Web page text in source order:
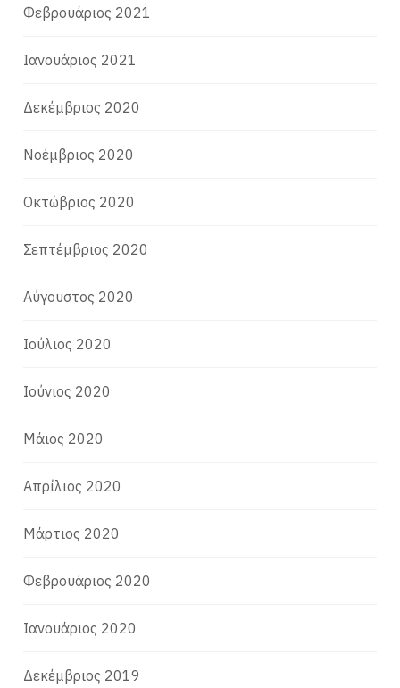
Φεβρουάριος 2021
Ιανουάριος 2021
Δεκέμβριος 2020
Νοέμβριος 2020
Οκτώβριος 2020
Σεπτέμβριος 2020
Αύγουστος 2020
Ιούλιος 2020
Ιούνιος 2020
Μάιος 2020
Απρίλιος 2020
Μάρτιος 2020
Φεβρουάριος 2020
Ιανουάριος 2020
Δεκέμβριος 2019